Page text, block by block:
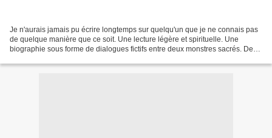
Je n'aurais jamais pu écrire longtemps sur quelqu'un que je ne connais pas
de quelque manière que ce soit. Une lecture légère et spirituelle. Une
biographie sous forme de dialogues fictifs entre deux monstres sacrés. Deux